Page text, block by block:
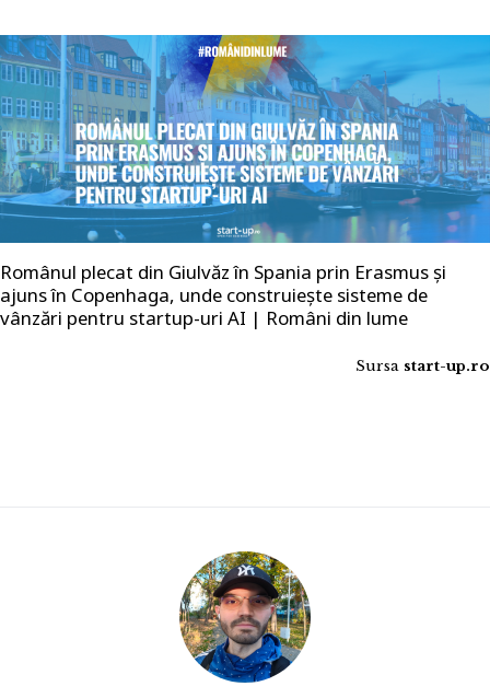
Românul plecat din Giulvăz în Spania prin Erasmus și
ajuns în Copenhaga, unde construiește sisteme de
vânzări pentru startup-uri AI | Români din lume
Sursa start-up.ro